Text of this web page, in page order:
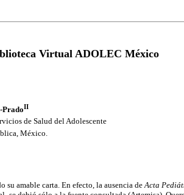
Virtual ADOLEC México
PradoII
de Salud del Adolescente
México.
su amable carta. En efecto, la ausencia deActa